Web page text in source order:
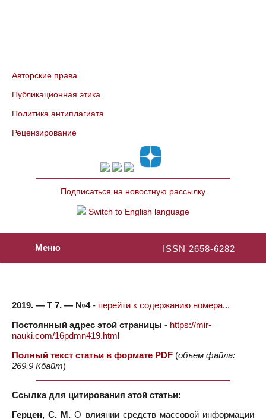
Авторские права
Публикационная этика
Политика антиплагиата
Рецензирование
Подписаться на новостную рассылку
Switch to English language
ISSN 2658-6282
Меню
2019. — Т 7. — №4- перейти к содержанию номера...
Постоянный адрес этой страницы - https://mir-
nauki.com/16pdmn419.html
Полный текст статьи в формате PDF (объем файла:
269.9 Кбайт)
Ссылка для цитирования этой статьи:
Герцен, С. М. О влиянии средств массовой информации